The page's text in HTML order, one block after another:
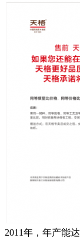
2011年，年产能